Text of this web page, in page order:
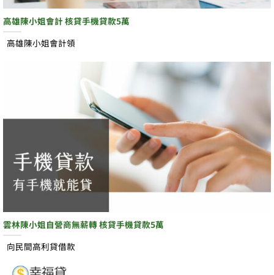
高雄陳小姐會計 核貸手機貸款5萬
高雄陳小姐會計領
雲林陳小姐自營商無薪轉 核貸手機貸款5萬
向民間高利貸借款